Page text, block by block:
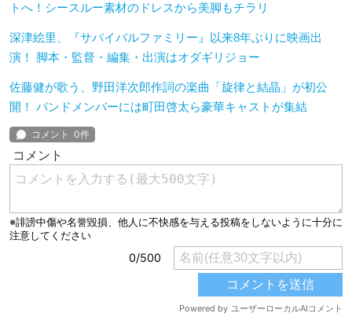
トへ！シースルー素材のドレスから美脚もチラリ
深津絵里、『サバイバルファミリー』以来8年ぶりに映画出
演！ 脚本・監督・編集・出演はオダギリジョー
佐藤健が歌う、野田洋次郎作詞の楽曲「旋律と結晶」が初公
開！ バンドメンバーには町田啓太ら豪華キャストが集結